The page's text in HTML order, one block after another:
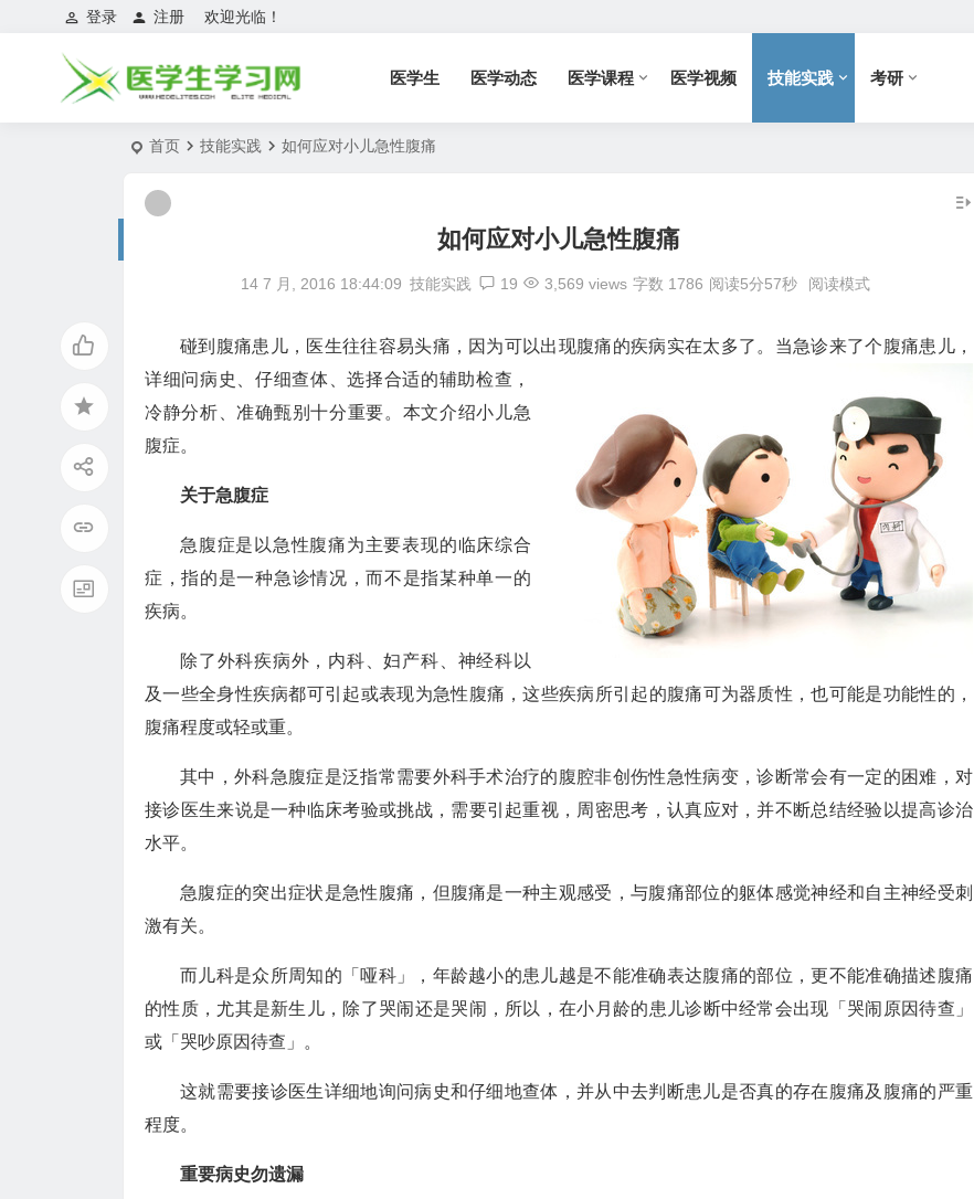
欢迎光临！
登录 注册
医学生 医学动态 医学课程 医学视频 技能实践 考研
首页 技能实践 如何应对小儿急性腹痛
如何应对小儿急性腹痛
14 7 月, 2016 18:44:09 技能实践 19 3,569 views 字数 1786 阅读5分57秒 阅读模式
碰到腹痛患儿，医生往往容易头痛，因为可以出现腹痛的疾病实在太多了。当急诊来了个腹痛患儿，
详细问病史、仔细查体、选择合适的辅助检查，
冷静分析、准确甄别十分重要。本文介绍小儿急
腹症。
关于急腹症
急腹症是以急性腹痛为主要表现的临床综合
症，指的是一种急诊情况，而不是指某种单一的
疾病。
除了外科疾病外，内科、妇产科、神经科以
及一些全身性疾病都可引起或表现为急性腹痛，这些疾病所引起的腹痛可为器质性，也可能是功能性的，
腹痛程度或轻或重。
其中，外科急腹症是泛指常需要外科手术治疗的腹腔非创伤性急性病变，诊断常会有一定的困难，对
接诊医生来说是一种临床考验或挑战，需要引起重视，周密思考，认真应对，并不断总结经验以提高诊治
水平。
急腹症的突出症状是急性腹痛，但腹痛是一种主观感受，与腹痛部位的躯体感觉神经和自主神经受刺
激有关。
而儿科是众所周知的「哑科」，年龄越小的患儿越是不能准确表达腹痛的部位，更不能准确描述腹痛
的性质，尤其是新生儿，除了哭闹还是哭闹，所以，在小月龄的患儿诊断中经常会出现「哭闹原因待查」
或「哭吵原因待查」。
这就需要接诊医生详细地询问病史和仔细地查体，并从中去判断患儿是否真的存在腹痛及腹痛的严重
程度。
重要病史勿遗漏